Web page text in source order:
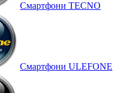
Смартфони TECNO
Смартфони ULEFONE